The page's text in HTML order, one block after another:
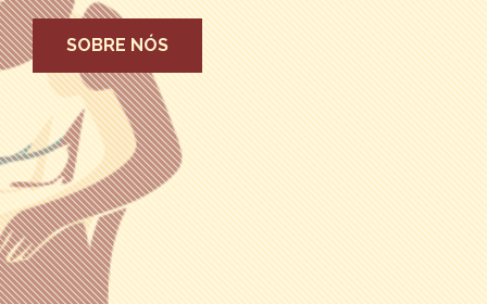
SOBRE NÓS